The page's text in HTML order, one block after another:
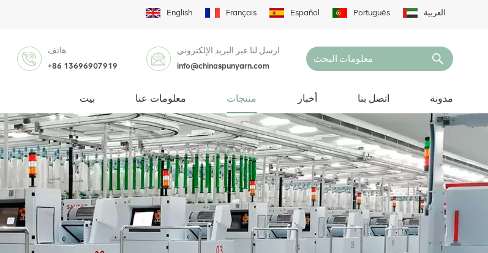
English Français Español Português العربية
هاتف
+86 13696907919
ارسل لنا عبر البريد الإلكتروني
info@chinaspunyarn.com
بيت معلومات عنا منتجات أخبار اتصل بنا مدونة